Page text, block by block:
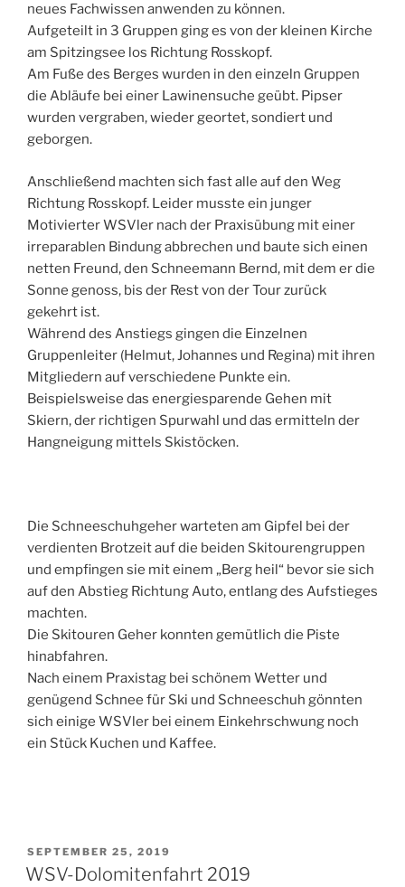
neues Fachwissen anwenden zu können.
Aufgeteilt in 3 Gruppen ging es von der kleinen Kirche
am Spitzingsee los Richtung Rosskopf.
Am Fuße des Berges wurden in den einzeln Gruppen
die Abläufe bei einer Lawinensuche geübt. Pipser
wurden vergraben, wieder geortet, sondiert und
geborgen.
Anschließend machten sich fast alle auf den Weg
Richtung Rosskopf. Leider musste ein junger
Motivierter WSVler nach der Praxisübung mit einer
irreparablen Bindung abbrechen und baute sich einen
netten Freund, den Schneemann Bernd, mit dem er die
Sonne genoss, bis der Rest von der Tour zurück
gekehrt ist.
Während des Anstiegs gingen die Einzelnen
Gruppenleiter (Helmut, Johannes und Regina) mit ihren
Mitgliedern auf verschiedene Punkte ein.
Beispielsweise das energiesparende Gehen mit
Skiern, der richtigen Spurwahl und das ermitteln der
Hangneigung mittels Skistöcken.
Die Schneeschuhgeher warteten am Gipfel bei der
verdienten Brotzeit auf die beiden Skitourengruppen
und empfingen sie mit einem „Berg heil“ bevor sie sich
auf den Abstieg Richtung Auto, entlang des Aufstieges
machten.
Die Skitouren Geher konnten gemütlich die Piste
hinabfahren.
Nach einem Praxistag bei schönem Wetter und
genügend Schnee für Ski und Schneeschuh gönnten
sich einige WSVler bei einem Einkehrschwung noch
ein Stück Kuchen und Kaffee.
VERÖFFENTLICHT
AM
SEPTEMBER 25, 2019
WSV-Dolomitenfahrt 2019